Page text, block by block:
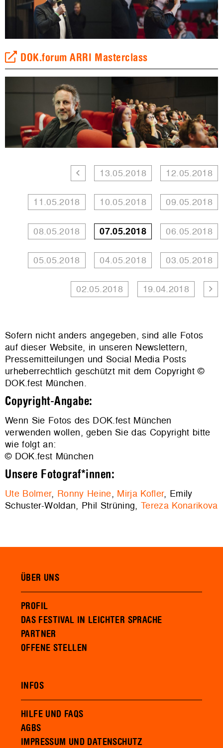
DOK.forum ARRI Masterclass
13.05.2018 12.05.2018
11.05.2018 10.05.2018 09.05.2018
08.05.2018 07.05.2018 06.05.2018
05.05.2018 04.05.2018 03.05.2018
02.05.2018 19.04.2018
Sofern nicht anders angegeben, sind alle Fotos
auf dieser Website, in unseren Newslettern,
Pressemitteilungen und Social Media Posts
urheberrechtlich geschützt mit dem Copyright ©
DOK.fest München.
Copyright-Angabe:
Wenn Sie Fotos des DOK.fest München
verwenden wollen, geben Sie das Copyright bitte
wie folgt an:
© DOK.fest München
Unsere Fotograf*innen:
Ute Bolmer, Ronny Heine, Mirja Kofler, Emily
Schuster-Woldan, Phil Strüning, Tereza Konarikova
ÜBER UNS
PROFIL
DAS FESTIVAL IN LEICHTER SPRACHE
PARTNER
OFFENE STELLEN
INFOS
HILFE UND FAQS
AGBS
IMPRESSUM UND DATENSCHUTZ